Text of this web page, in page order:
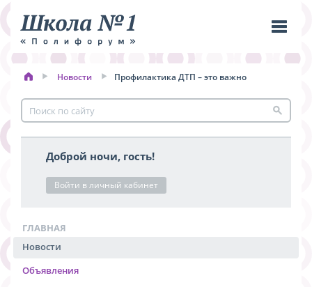
меню
Новости Профилактика ДТП – это важно
Доброй ночи, гость!
Войти в личный кабинет
ГЛАВНАЯ
Новости
Объявления